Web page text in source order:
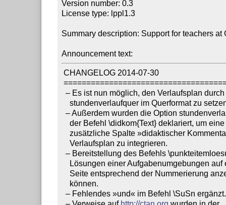
Version number: 0.3
License type: lppl1.3
Summary description: Support for teachers at
Announcement text:
CHANGELOG 2014-07-30
=========================================================
  – Es ist nun möglich, den Verlaufsplan durch die Option
    stundenverlaufquer im Querformat zu setzen.
  – Außerdem wurden die Option stundenverlaufdidkom und
    der Befehl \didkom{Text} deklariert, um eine
    zusätzliche Spalte »didaktischer Kommentar« in den
    Verlaufsplan zu integrieren.
  – Bereitstellung des Befehls \punkteitemloesung, um
  – Fehlendes »und« im Befehl \SuSn ergänzt.